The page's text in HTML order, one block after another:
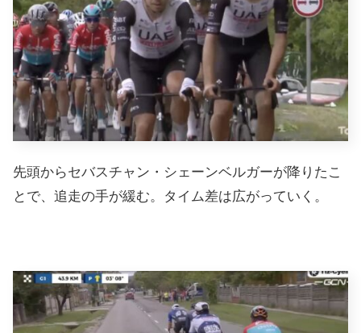
先頭からセバスチャン・シェーンベルガーが降りたこ
とで、追走の手が緩む。タイム差は広がっていく。